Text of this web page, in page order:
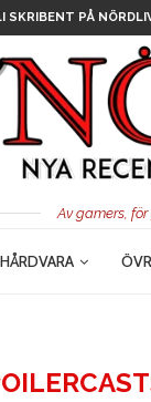
SKRIBENT PÅ
Av gamers,
HÅRDVARA